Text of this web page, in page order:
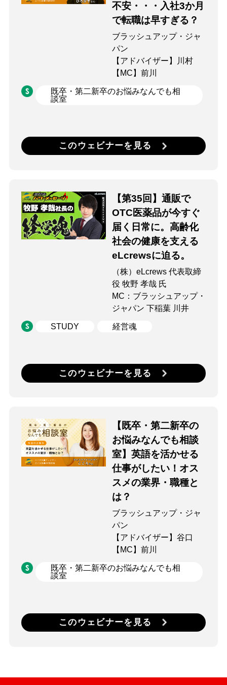
不安・・・入社3か月
で転職は早すぎる？
ブラッシュアップ・ジャ
パン
【アドバイザー】川村
【MC】前川
既卒・第二新卒のお悩みなんでも相
談室
このウェビナーを見る
【第35回】通販で
OTC医薬品が今すぐ
届く日常に。高齢化
社会の健康を支える
eLcrewsに迫る。
（株）eLcrews 代表取締
役 牧野 孝哉 氏
MC：ブラッシュアップ・
ジャパン 下稲葉 川井
STUDY 経営魂
このウェビナーを見る
【既卒・第二新卒の
お悩みなんでも相談
室】英語を活かせる
仕事がしたい！オス
スメの業界・職種と
は？
ブラッシュアップ・ジャ
パン
【アドバイザー】谷口
【MC】前川
既卒・第二新卒のお悩みなんでも相
談室
このウェビナーを見る